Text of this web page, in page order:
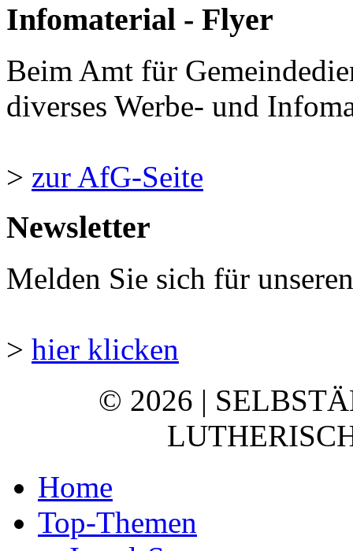
Infomaterial - Flyer
Beim Amt für
diverses Werbe- und
> zur AfG-Seite
Newsletter
Melden Sie sich für
> hier klicken
© 2026 |
Home
Top-Themen